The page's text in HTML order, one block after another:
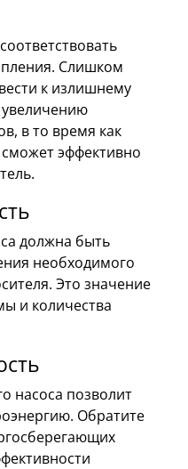
Слишком
к излишнему
увеличению
в то время как
эффективно
должна быть
необходимого
Это значение
и количества
насоса позволит
Обратите